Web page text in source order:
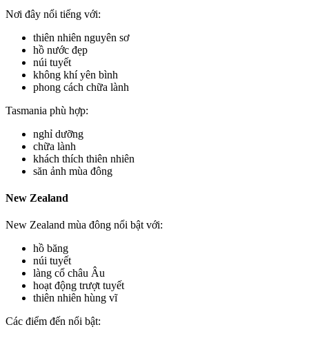
Nơi đây nổi tiếng với:
thiên nhiên nguyên sơ
hồ nước đẹp
núi tuyết
không khí yên bình
phong cách chữa lành
Tasmania phù hợp:
nghỉ dưỡng
chữa lành
khách thích thiên nhiên
săn ảnh mùa đông
New Zealand
New Zealand mùa đông nổi bật với:
hồ băng
núi tuyết
làng cổ châu Âu
hoạt động trượt tuyết
thiên nhiên hùng vĩ
Các điểm đến nổi bật: